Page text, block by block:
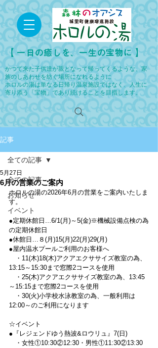
​【 一日の癒しを、一生の宝物に 】
かつて来た子供達が親となって帰ってくるような、家
族のしあわせを紡ぐ場所になれるように
ホロルの湯は単なる日帰り温泉施設ではなく、人生に
寄り添う「宝物」であり続けることを目指します。
記事
全ての記事
お知らせ
イベント
全ての記事
6月の営業のご案内
5月27日
ホロルの湯の2026年6月の営業をご案内いたしま
す。
●定期休館日…6/1(月)～5(金)※機械設備点検の為
の定期休館日
●休館日…８(月)15(月)22(月)29(月)
●屋内温水プールご利用のお客様へ
・11(木)18(木)アクアエクササイズ教室の為、
13:15～15:30まで窓際2コースを使用
・25(木)アクアエクササイズ教室の為、13:45
～15:15まで窓際2コースを使用
・30(火)小学校水泳教室の為、一般利用は
12:00～のご利用になります
☆イベント
●『レジェンドゆう熱波&ロウリュ』7(日)
・女性①10:30②12:30・男性①11:30②13:30